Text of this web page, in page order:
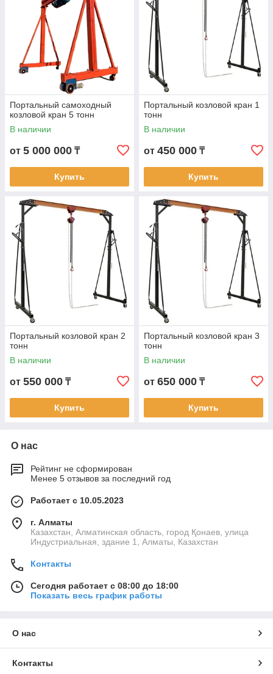
Портальный самоходный
козловой кран 5 тонн
В наличии
от 5 000 000 ₸
Купить
Портальный козловой кран 1
тонн
В наличии
от 450 000 ₸
Купить
Портальный козловой кран 2
тонн
В наличии
от 550 000 ₸
Купить
Портальный козловой кран 3
тонн
В наличии
от 650 000 ₸
Купить
О нас
Рейтинг не сформирован
Менее 5 отзывов за последний год
Работает с 10.05.2023
г. Алматы
Казахстан, Алматинская область, город Қонаев, улица
Индустриальная, здание 1, Алматы, Казахстан
Контакты
Сегодня работает с 08:00 до 18:00
Показать весь график работы
О нас
Контакты